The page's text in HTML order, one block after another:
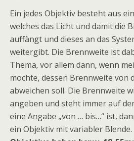
Ein jedes Objektiv besteht aus
welches das Licht und damit die
auffängt und dieses an das
weitergibt. Die Brennweite ist
Thema, vor allem dann, wenn
möchte, dessen Brennweite von
abweichen soll. Die Brennweite
angeben und steht immer auf
eine Angabe „von … bis…“ ist,
ein Objektiv mit variabler Blende.